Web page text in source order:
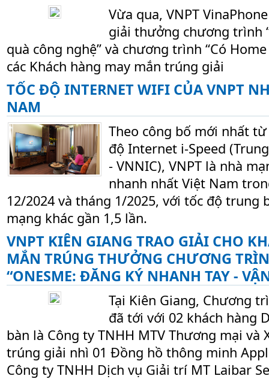
Vừa qua, VNPT
giải thưởng chương trình
quà công nghệ” và chương trình “Có
các Khách hàng may mắn trúng giải
TỐC ĐỘ INTERNET WIFI CỦA VNPT
NAM
Theo công bố mới nhất
độ Internet i-Speed
- VNNIC), VNPT là nhà
nhanh nhất Việt Nam
12/2024 và tháng 1/2025, với tốc độ trung
mạng khác gần 1,5 lần.
VNPT KIÊN GIANG TRAO GIẢI CHO
MẮN TRÚNG THƯỞNG CHƯƠNG
“ONESME: ĐĂNG KÝ NHANH TAY -
Tại Kiên Giang, Chương
đã tới với 02 khách hàng
bàn là Công ty TNHH MTV Thương mại và
trúng giải nhì 01 Đồng hồ thông minh
Công ty TNHH Dịch vụ Giải trí MT Laibar